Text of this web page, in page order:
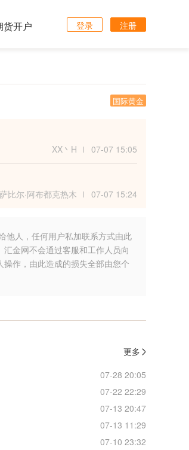
货开户 登录 注册
国际黄金
XX丶H
07-07 15:05
萨比尔·阿布都克热木
07-07 15:24
他人，任何用户私加联系方式由此
金网不会通过客服和工作人员向
作，由此造成的损失全部由您个
更多
07-28 20:05
07-22 22:29
07-13 20:47
07-13 11:29
07-10 23:32